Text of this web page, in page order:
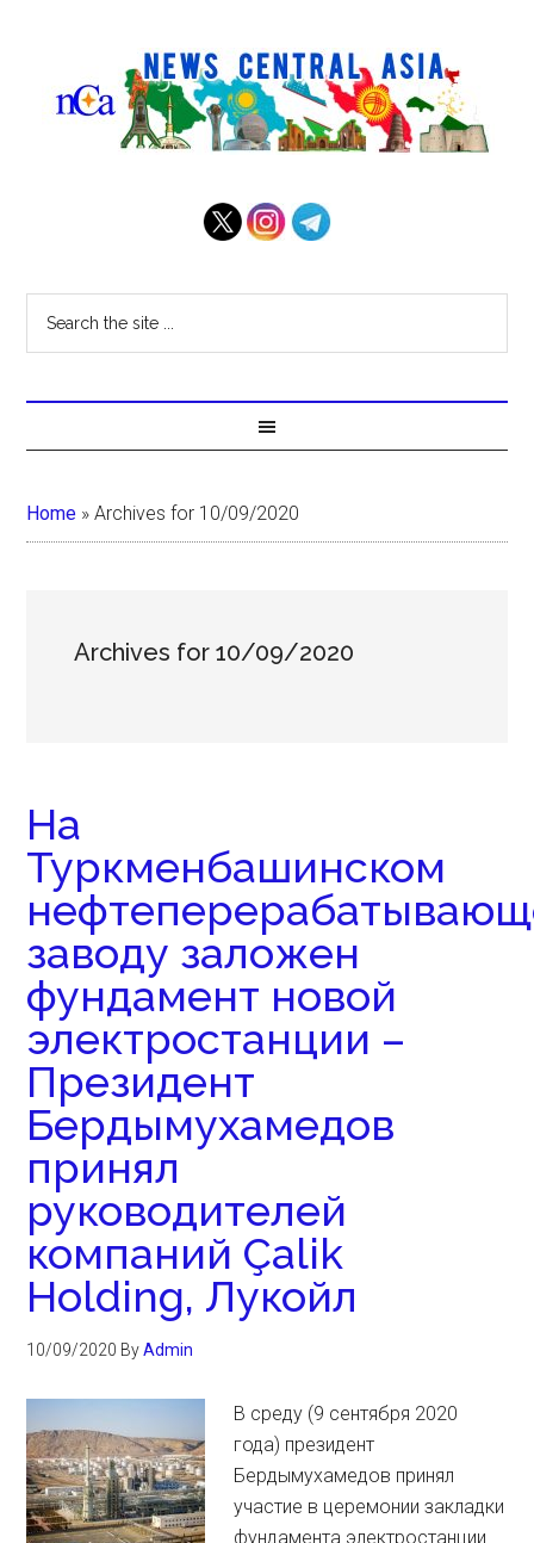
Home »Archives for 10/09/2020
Archives for 10/09/2020
На
Туркменбашинском
заводу заложен
фундамент новой
электростанции –
Президент
Бердымухамедов
принял
руководителей
компаний Çalik
Holding, Лукойл
10/09/2020 ByAdmin
В среду (9 сентября 2020
года) президент
Бердымухамедов принял
участие в церемонии закладки
фундамента электростанции